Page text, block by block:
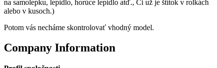
na samolepku, lepidlo, horúce lepidlo atď., Či už je štítok v rolkách
alebo v kusoch.)
Potom vás necháme skontrolovať vhodný model.
Company Information